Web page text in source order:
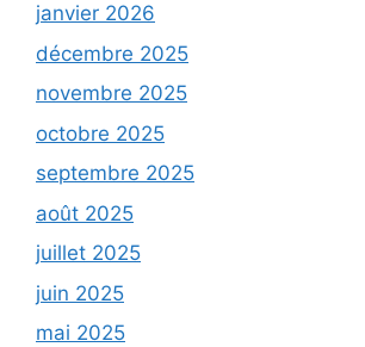
janvier 2026
décembre 2025
novembre 2025
octobre 2025
septembre 2025
août 2025
juillet 2025
juin 2025
mai 2025